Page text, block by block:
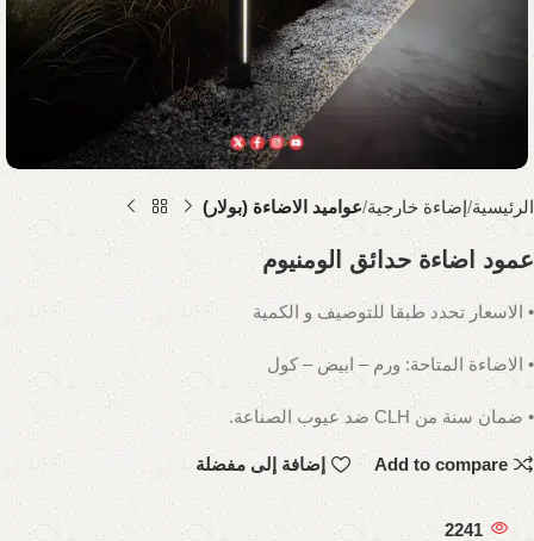
الرئيسية إضاءة خارجية عواميد الاضاءة (بولار)
عمود اضاءة حدائق الومنيوم
• الاسعار تحدد طبقا للتوصيف و الكمية
• الاضاءة المتاحة: ورم – ابيض – كول
• ضمان سنة من CLH ضد عيوب الصناعة.
Add to compare إضافة إلى مفضلة
2241